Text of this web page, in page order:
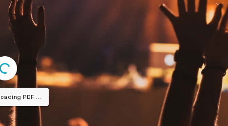
PDF ...